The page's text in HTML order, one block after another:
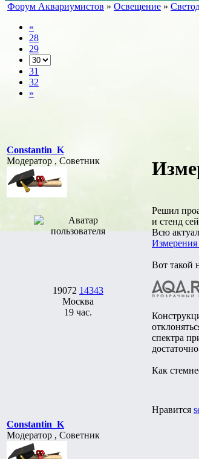
Форум Аквариумистов » Освещение »
«
28
29
31
32
»
Constantin_K
Модератор , Советник
19072 14343
Москва
19 час.
Решил
и стенд
Всю
Измерения
Вот такой
спектра
Как
Нравится
Constantin_K
Модератор , Советник